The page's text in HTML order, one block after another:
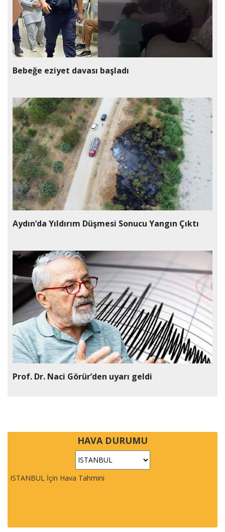
Bebeğe eziyet davası başladı
Aydın’da Yıldırım Düşmesi Sonucu Yangın Çıktı
Prof. Dr. Naci Görür’den uyarı geldi
HAVA DURUMU
ISTANBUL İçin Hava Tahmini